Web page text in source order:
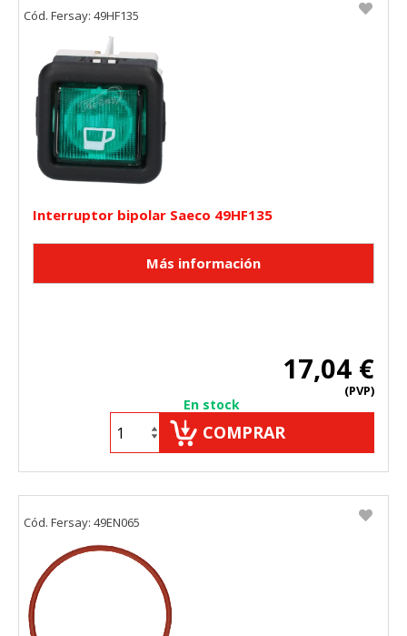
Interruptor bipolar Saeco 49HF135
17,04 €
(PVP)
En stock
COMPRAR
Cód. Fersay: 49HF135
Cód. Fersay: 49EN065